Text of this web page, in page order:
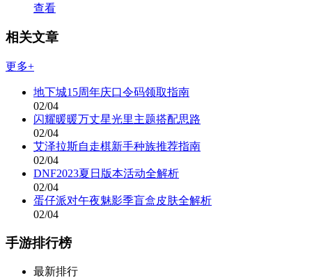
查看
相关文章
更多+
地下城15周年庆口令码领取指南
02/04
闪耀暖暖万丈星光里主题搭配思路
02/04
艾泽拉斯自走棋新手种族推荐指南
02/04
DNF2023夏日版本活动全解析
02/04
蛋仔派对午夜魅影季盲盒皮肤全解析
02/04
手游排行榜
最新排行